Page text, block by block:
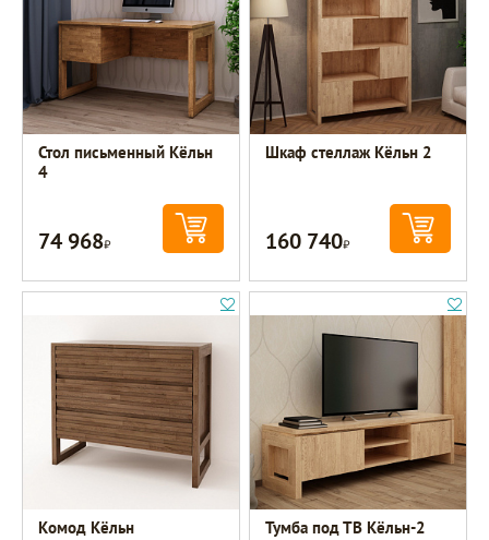
Стол письменный Кёльн
4
74 968Р
Шкаф стеллаж Кёльн 2
160 740Р
Комод Кёльн Тумба под ТВ Кёльн-2